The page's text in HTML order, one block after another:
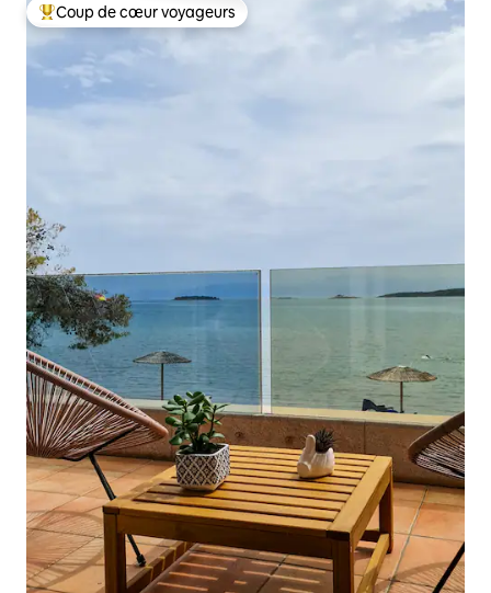
Coups de cœur voyageurs les plus appréciés
Coup de cœur voyageurs